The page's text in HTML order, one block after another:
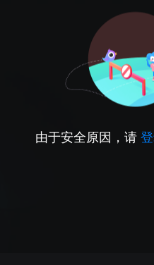
由于安全原因，请